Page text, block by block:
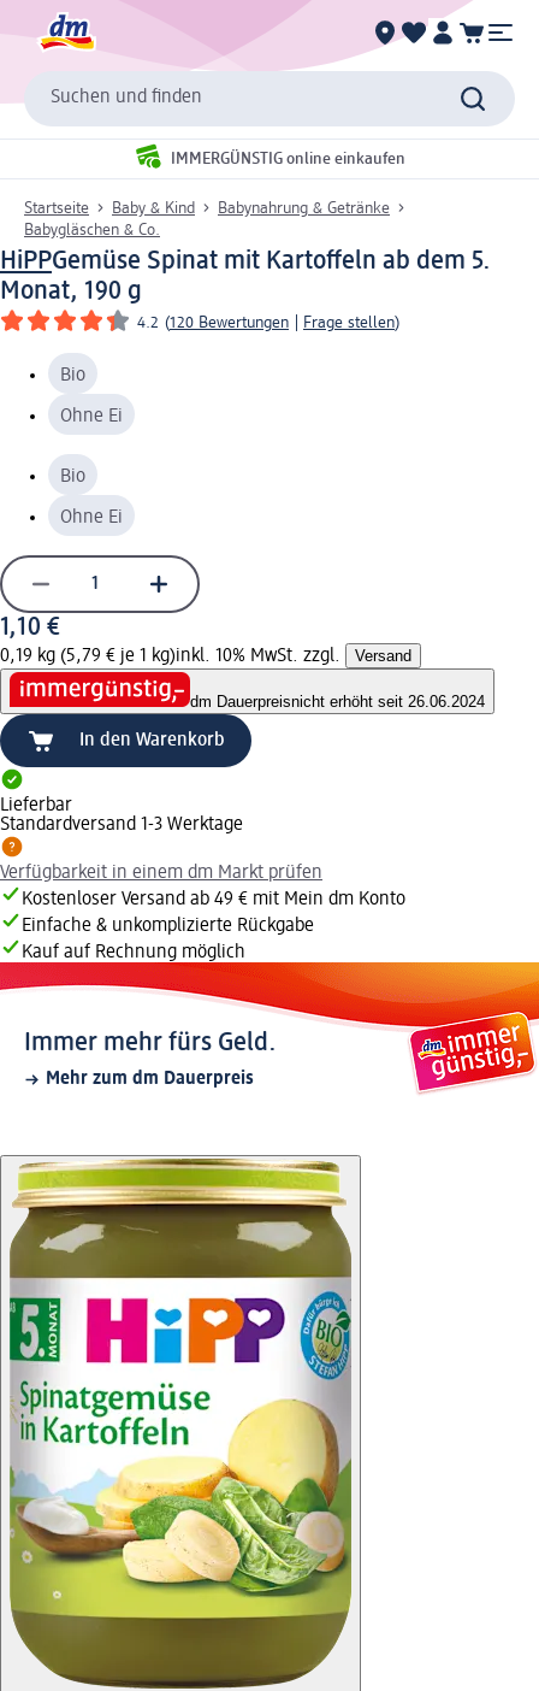
Suchen und finden
IMMERGÜNSTIG online einkaufen
Startseite Baby & Kind
Babynahrung & Getränke
Babygläschen & Co.
HiPPGemüse Spinat mit Kartoffeln ab dem 5.
Monat, 190 g
4.2 (120 Bewertungen Frage stellen)
Bio
Ohne Ei
Bio
Ohne Ei
1,10 €
0,19 kg (5,79 € je 1 kg)inkl. 10% MwSt. zzgl. Versand
dm Dauerpreisnicht erhöht seit 26.06.2024
In den Warenkorb
Lieferbar
Standardversand 1-3 Werktage
Verfügbarkeit in einem dm Markt prüfen
Kostenloser Versand ab 49 € mit Mein dm Konto
Einfache & unkomplizierte Rückgabe
Kauf auf Rechnung möglich
Immer mehr fürs Geld.
Mehr zum dm Dauerpreis